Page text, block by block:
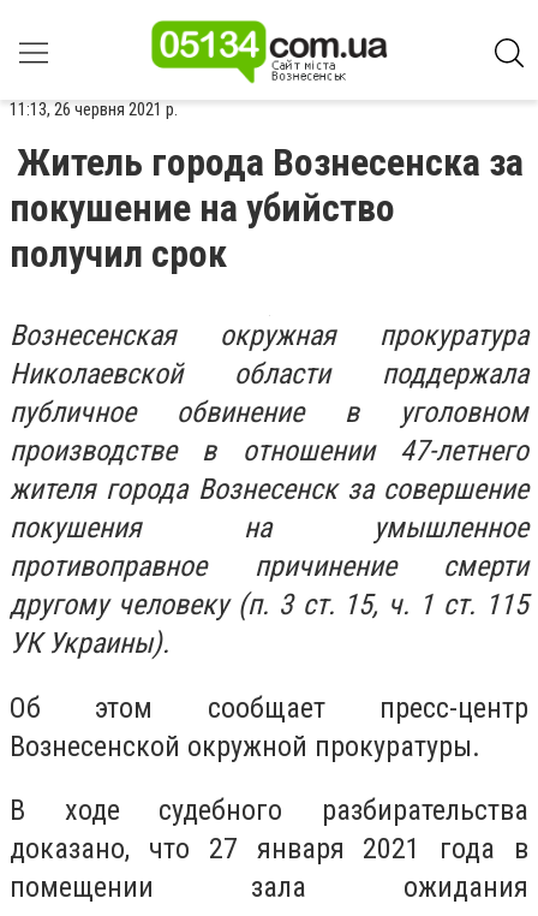
11:13, 26 червня 2021 р.
Житель города Вознесенска за
покушение на убийство
получил срок
Вознесенская окружная прокуратура
Николаевской области поддержала
публичное обвинение в уголовном
производстве в отношении 47-летнего
жителя города Вознесенск за совершение
покушения на умышленное
противоправное причинение смерти
другому человеку (п. 3 ст. 15, ч. 1 ст. 115
УК Украины).
Об этом сообщает пресс-центр
Вознесенской окружной прокуратуры.
В ходе судебного разбирательства
доказано, что 27 января 2021 года в
помещении зала ожидания